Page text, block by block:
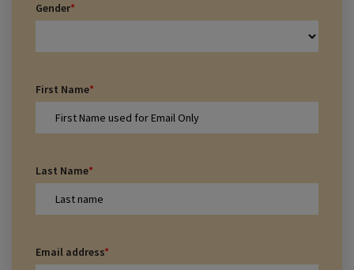
Gender*
First Name*
Last Name*
Email address*